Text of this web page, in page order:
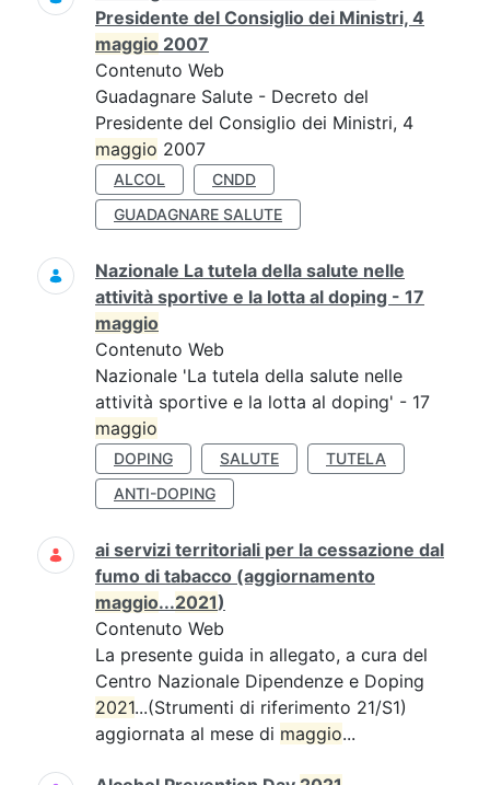
Presidente del Consiglio dei Ministri, 4
maggio 2007
Contenuto Web
Guadagnare Salute - Decreto del
Presidente del Consiglio dei Ministri, 4
maggio 2007
ALCOL
CNDD
GUADAGNARE SALUTE
Nazionale La tutela della salute nelle
attività sportive e la lotta al doping - 17
maggio
Contenuto Web
Nazionale 'La tutela della salute nelle
attività sportive e la lotta al doping' - 17
maggio
DOPING SALUTE
TUTELA
ANTI-DOPING
ai servizi territoriali per la cessazione dal
fumo di tabacco (aggiornamento
maggio...2021)
Contenuto Web
La presente guida in allegato, a cura del
Centro Nazionale Dipendenze e Doping
2021...(Strumenti di riferimento 21/S1)
aggiornata al mese di maggio...